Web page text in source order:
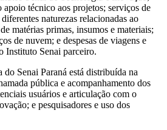
apoio técnico aos projetos; serviços de
naturezas relacionadas ao
matérias primas, insumos e materiais;
de nuvem; e despesas de viagens e
Instituto Senai parceiro.
Senai Paraná está distribuída na
pública e acompanhamento dos
usuários e articulação com o
e pesquisadores e uso dos